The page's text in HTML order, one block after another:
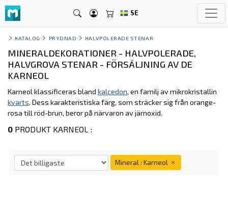
SE
KATALOG PRYDNAD HALVPOLERADE STENAR
MINERALDEKORATIONER - HALVPOLERADE,
HALVGROVA STENAR - FÖRSÄLJNING AV DE
KARNEOL
Karneol klassificeras bland kalcedon, en familj av mikrokristallin
kvarts. Dess karakteristiska färg, som sträcker sig från orange-
rosa till röd-brun, beror på närvaron av järnoxid.
0 PRODUKT KARNEOL :
Mineral : Karneol